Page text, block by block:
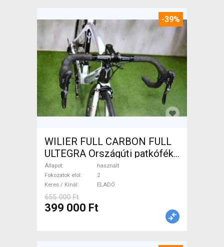
-39%
WILIER FULL CARBON FULL
ULTEGRA Országúti patkófék
használt ELADÓ
Állapot
használt
Fokozatok elöl
2
Keres / Kínál
ELADÓ
655 000 Ft
399 000 Ft